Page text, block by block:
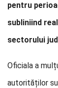
pentru
subliniind
sectorului
Oficiala a
autorităților